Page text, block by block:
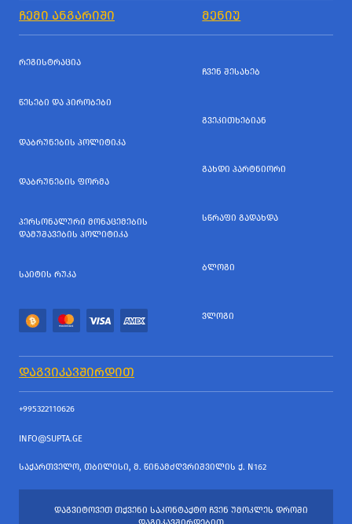
ᲩᲔᲛᲘ ᲐᲜᲒᲐᲠᲘᲨᲘ ᲛᲔᲜᲘᲣ
ᲠᲔᲒᲘᲡᲢᲠᲐᲪᲘᲐ
ᲬᲔᲡᲔᲑᲘ ᲓᲐ ᲞᲘᲠᲝᲑᲔᲑᲘ
ᲓᲐᲑᲠᲣᲜᲔᲑᲘᲡ ᲞᲝᲚᲘᲢᲘᲙᲐ
ᲓᲐᲑᲠᲣᲜᲔᲑᲘᲡ ᲤᲝᲠᲛᲐ
ᲞᲔᲠᲡᲝᲜᲐᲚᲣᲠᲘ ᲛᲝᲜᲐᲪᲔᲛᲔᲑᲘᲡ
ᲓᲐᲛᲣᲨᲐᲕᲔᲑᲘᲡ ᲞᲝᲚᲘᲢᲘᲙᲐ
ᲡᲐᲘᲢᲘᲡ ᲠᲣᲙᲐ
ᲩᲕᲔᲜ ᲨᲔᲡᲐᲮᲔᲑ
ᲒᲕᲔᲙᲘᲗᲮᲔᲑᲘᲐᲜ
ᲒᲐᲮᲓᲘ ᲞᲐᲠᲢᲜᲘᲝᲠᲘ
ᲡᲬᲠᲐᲤᲘ ᲒᲐᲓᲐᲮᲓᲐ
ᲑᲚᲝᲒᲘ
ᲕᲚᲝᲒᲘ
ᲓᲐᲒᲕᲘᲙᲐᲕᲨᲘᲠᲓᲘᲗ
+995322110626
INFO@SUPTA.GE
ᲡᲐᲥᲐᲠᲗᲕᲔᲚᲝ, ᲗᲑᲘᲚᲘᲡᲘ, Მ. ᲬᲘᲜᲐᲛᲫᲦᲕᲠᲘᲨᲕᲘᲚᲘᲡ Ქ. N162
ᲓᲐᲒᲕᲘᲢᲝᲕᲔᲗ ᲗᲥᲕᲔᲜᲘ ᲡᲐᲙᲝᲜᲢᲐᲥᲢᲝ ᲩᲕᲔᲜ ᲣᲛᲝᲙᲚᲔᲡ ᲓᲠᲝᲨᲘ